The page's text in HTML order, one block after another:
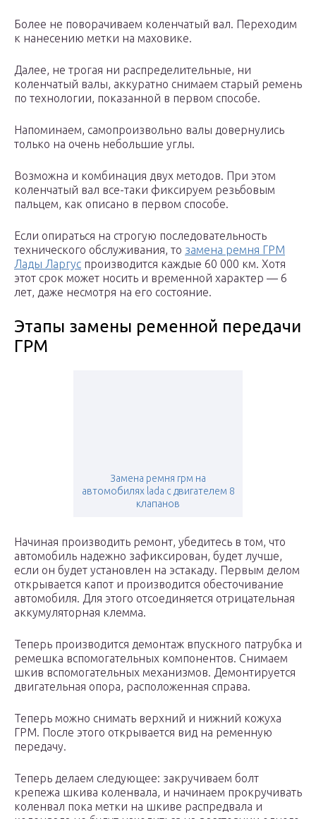
Более не поворачиваем коленчатый вал. Переходим
к нанесению метки на маховике.
Далее, не трогая ни распределительные, ни
коленчатый валы, аккуратно снимаем старый ремень
по технологии, показанной в первом способе.
Напоминаем, самопроизвольно валы довернулись
только на очень небольшие углы.
Возможна и комбинация двух методов. При этом
коленчатый вал все-таки фиксируем резьбовым
пальцем, как описано в первом способе.
Если опираться на строгую последовательность
технического обслуживания, то замена ремня ГРМ
Лады Ларгус производится каждые 60 000 км. Хотя
этот срок может носить и временной характер — 6
лет, даже несмотря на его состояние.
Этапы замены ременной передачи
ГРМ
Замена ремня грм на
автомобилях lada с двигателем 8
клапанов
Начиная производить ремонт, убедитесь в том, что
автомобиль надежно зафиксирован, будет лучше,
если он будет установлен на эстакаду. Первым делом
открывается капот и производится обесточивание
автомобиля. Для этого отсоединяется отрицательная
аккумуляторная клемма.
Теперь производится демонтаж впускного патрубка и
ремешка вспомогательных компонентов. Снимаем
шкив вспомогательных механизмов. Демонтируется
двигательная опора, расположенная справа.
Теперь можно снимать верхний и нижний кожуха
ГРМ. После этого открывается вид на ременную
передачу.
Теперь делаем следующее: закручиваем болт
крепежа шкива коленвала, и начинаем прокручивать
коленвал пока метки на шкиве распредвала и